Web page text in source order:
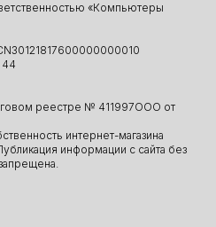
«Компьютеры
44
реестре № 411997ООО от
интернет-магазина
информации с сайта без